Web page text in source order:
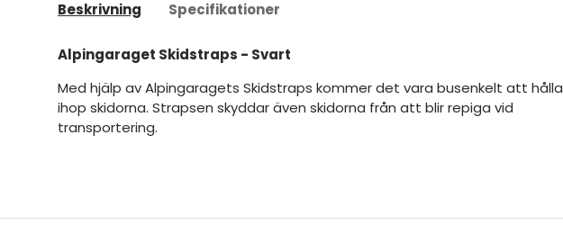
Beskrivning Specifikationer
Alpingaraget Skidstraps - Svart
Med hjälp av Alpingaragets Skidstraps kommer det vara busenkelt att hålla
ihop skidorna. Strapsen skyddar även skidorna från att blir repiga vid
transportering.